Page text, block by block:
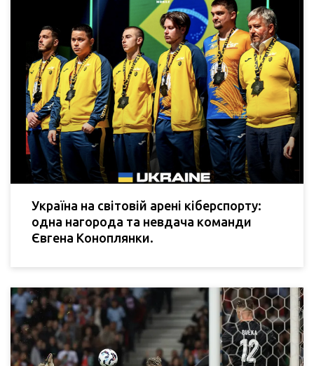
Україна на світовій арені кіберспорту:
одна нагорода та невдача команди
Євгена Коноплянки.